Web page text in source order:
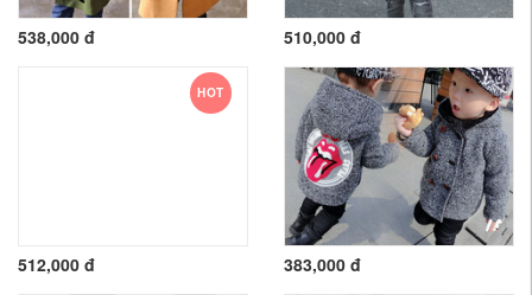
538,000 đ 510,000 đ
HOT
512,000 đ 383,000 đ